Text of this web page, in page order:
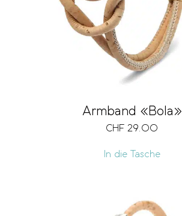
Armband «Bola»
CHF 29.00
In die Tasche